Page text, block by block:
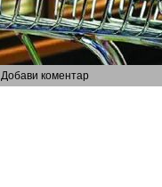
Добави коментар